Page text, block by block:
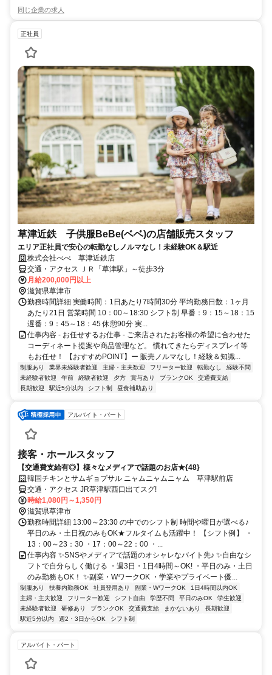
同じ企業の求人
正社員
草津近鉄 子供服BeBe(ベベ)の店舗販売スタッフ
エリア正社員で安心の転勤なしノルマなし！未経験OK＆駅近
株式会社べべ 草津近鉄店
交通・アクセス ＪＲ「草津駅」～徒歩3分
月給200,000円以上
滋賀県草津市
勤務時間詳細 実働時間：1日あたり7時間30分 平均勤務日数：1ヶ月
あたり21日 営業時間 10：00～18:30 シフト制 早番：9：15～18：15
遅番：9：45～18：45 休憩90分 実...
仕事内容 - お任せするお仕事 - ご来店されたお客様の希望に合わせた
コーディネート提案や商品管理など。 慣れてきたらディスプレイ等
もお任せ！ 【おすすめPOINT】ー 販売ノルマなし！経験＆知識...
制服あり 業界未経験者歓迎 主婦・主夫歓迎 フリーター歓迎 転勤なし
経験不問
未経験者歓迎
午前 経験者歓迎 夕方 賞与あり ブランクOK
交通費支給
長期歓迎
駅近5分以内 シフト制 昼食補助あり
アルバイト・パート
接客・ホールスタッフ
【交通費支給有◎】様々なメディアで話題のお店★{48}
韓国チキンとサムギョプサル ニャムニャムニャム 草津駅前店
交通・アクセス JR草津駅西口出てスグ!
時給1,080円～1,350円
滋賀県草津市
勤務時間詳細 13:00～23:30 の中でのシフト制 時間や曜日が選べる♪
平日のみ・土日祝のみもOK★フルタイムも活躍中！ 【シフト例】 ・
13：00～23：30 ・17：00～22：00 ・...
仕事内容 ✨SNSやメディアで話題のオシャレなバイト先♪ ✨自由なシ
フトで自分らしく働ける ・週3日・1日4時間～OK! ・平日のみ・土日
のみ勤務もOK！ ✨副業・WワークOK ・学業やプライベート優...
制服あり 扶養内勤務OK 社員登用あり 副業・WワークOK
1日4時間以内OK
主婦・主夫歓迎
フリーター歓迎 シフト自由 学歴不問 平日のみOK
学生歓迎
未経験者歓迎
研修あり ブランクOK 交通費支給 まかないあり
長期歓迎
駅近5分以内
週2・3日からOK シフト制
アルバイト・パート